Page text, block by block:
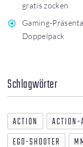
gratis zocken
Gaming-
Doppelpack
Schlagwörter
ACTION ACTION-
EGO-SHOOTER